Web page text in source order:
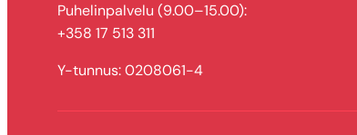
Puhelinpalvelu (9.00–15.00):
+358 17 513 311
Y-tunnus: 0208061-4